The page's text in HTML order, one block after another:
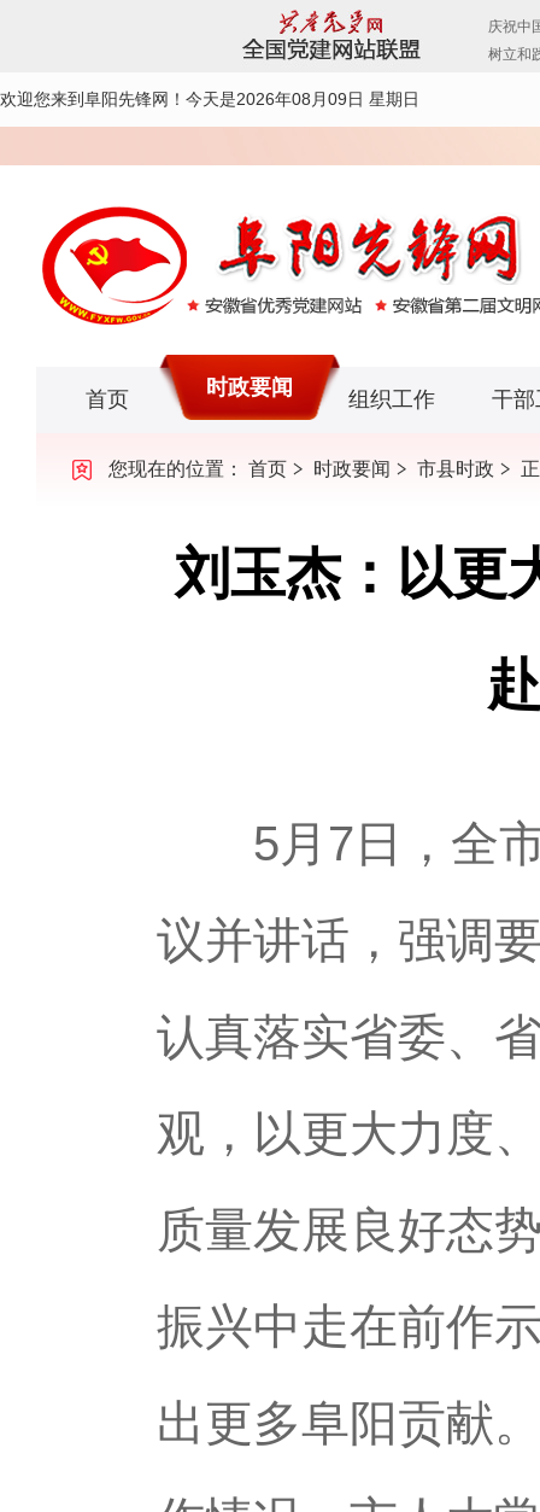
欢迎您来到阜阳先锋网！ 今天是2026年08月09日 星期日
首页 时政要闻 组织工作 干部
您现在的位置： 首页 时政要闻 市县时政
刘玉杰：以更
5月7日，全市
议并讲话，强调
认真落实省委、
观，以更大力度
质量发展良好态
振兴中走在前作
出更多阜阳贡献